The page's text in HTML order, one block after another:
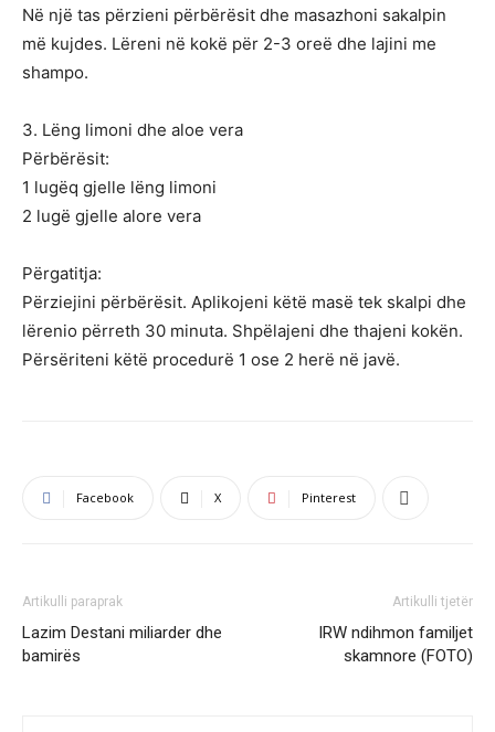
Në një tas përzieni përbërësit dhe masazhoni sakalpin
më kujdes. Lëreni në kokë për 2-3 oreë dhe lajini me
shampo.
3. Lëng limoni dhe aloe vera
Përbërësit:
1 lugëq gjelle lëng limoni
2 lugë gjelle alore vera
Përgatitja:
Përziejini përbërësit. Aplikojeni këtë masë tek skalpi dhe
lërenio përreth 30 minuta. Shpëlajeni dhe thajeni kokën.
Përsëriteni këtë procedurë 1 ose 2 herë në javë.
Facebook X Pinterest
Artikulli paraprak
Lazim Destani miliarder dhe
bamirës
Artikulli tjetër
IRW ndihmon familjet
skamnore (FOTO)